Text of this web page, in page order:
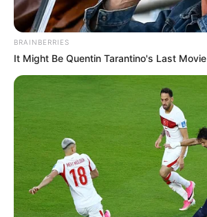
BRAINBERRIES
It Might Be Quentin Tarantino's Last Movie